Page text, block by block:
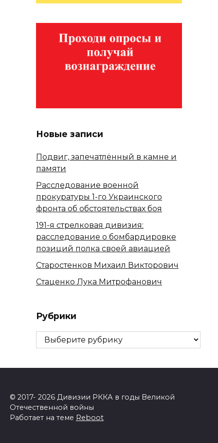
Новые записи
Подвиг, запечатлённый в камне и
памяти
Расследование военной
прокуратуры 1-го Украинского
фронта об обстоятельствах боя
191-я стрелковая дивизия:
расследование о бомбардировке
позиций полка своей авиацией
Старостенков Михаил Викторович
Стаценко Лука Митрофанович
Рубрики
Рубрики
© 2017- 2026 Дивизии РККА в годы Великой
Отечественной войны
Работает на теме Reboot